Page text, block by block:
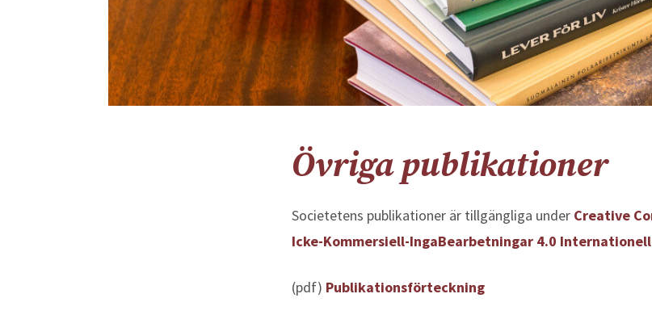
Övriga publikationer
Societetens publikationer är tillgängliga under Creative
Icke-Kommersiell-IngaBearbetningar 4.0
(pdf) Publikationsförteckning